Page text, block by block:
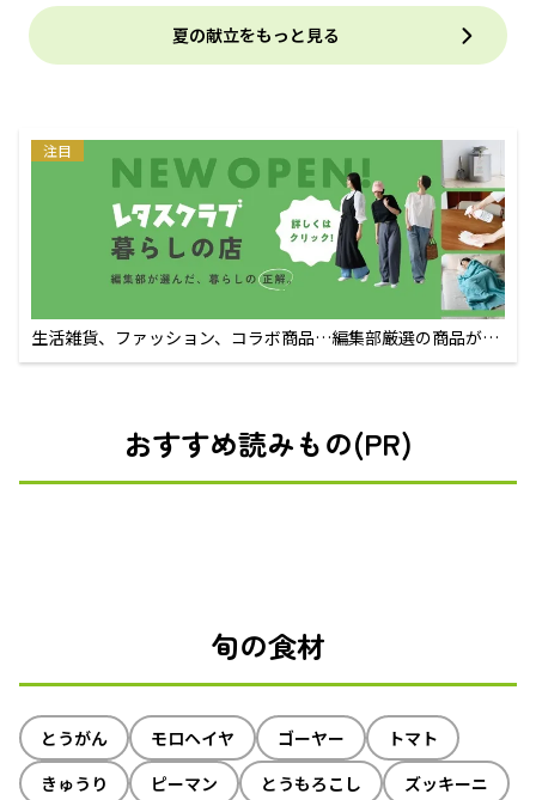
夏の献立をもっと見る
注目
生活雑貨、ファッション、コラボ商品…編集部厳選の商品が買
えるECサイト
おすすめ読みもの(PR)
旬の食材
とうがん モロヘイヤ ゴーヤー
トマト
きゅうり
ピーマン とうもろこし ズッキーニ